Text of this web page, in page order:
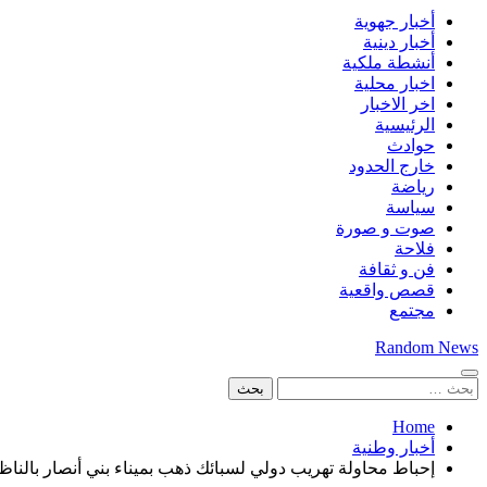
أخبار جهوية
أخبار دينية
أنشطة ملكية
اخبار محلية
اخر الاخبار
الرئيسية
حوادث
خارج الحدود
رياضة
سياسة
صوت و صورة
فلاحة
فن و ثقافة
قصص واقعية
مجتمع
Random News
البحث
Home
أخبار وطنية
إحباط محاولة تهريب دولي لسبائك ذهب بميناء بني أنصار